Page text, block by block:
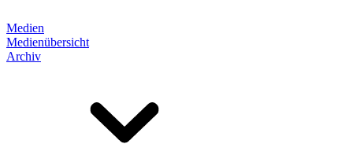
Medien
Medienübersicht
Archiv